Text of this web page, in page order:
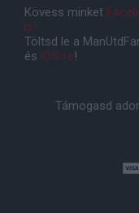
Kövess minket
is!
Töltsd le a
és iOS-re!
Támogasd